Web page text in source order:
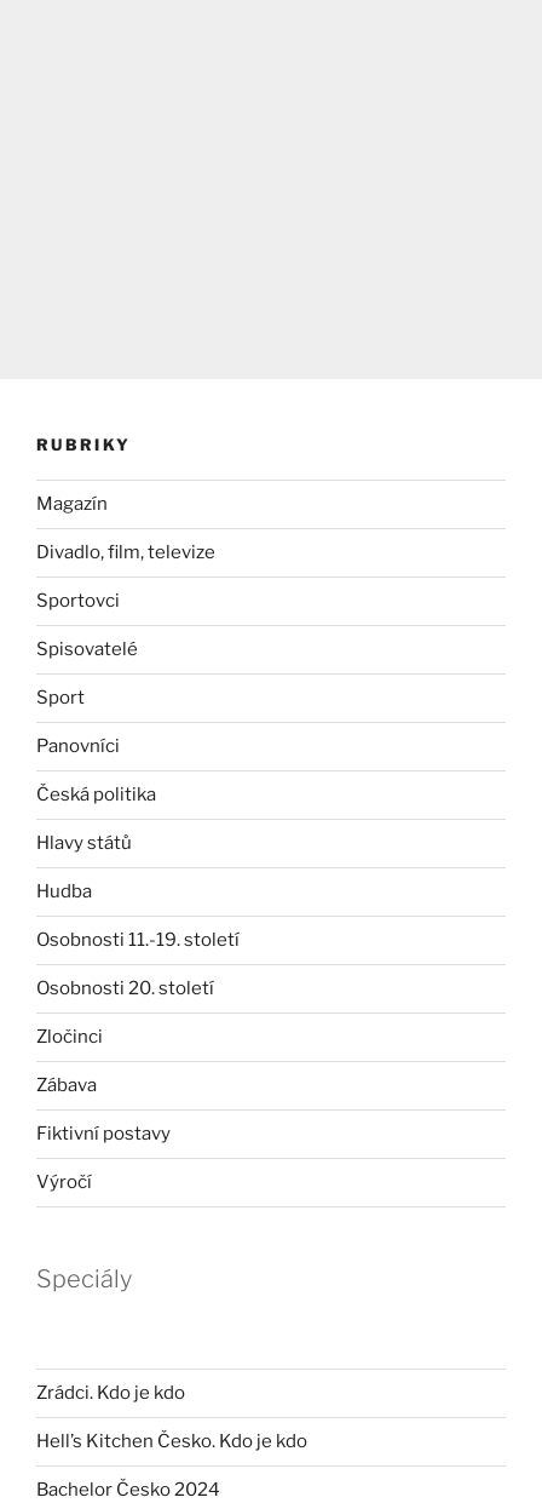
RUBRIKY
Magazín
Divadlo, film, televize
Sportovci
Spisovatelé
Sport
Panovníci
Česká politika
Hlavy států
Hudba
Osobnosti 11.-19. století
Osobnosti 20. století
Zločinci
Zábava
Fiktivní postavy
Výročí
Speciály
Zrádci. Kdo je kdo
Hell’s Kitchen Česko. Kdo je kdo
Bachelor Česko 2024